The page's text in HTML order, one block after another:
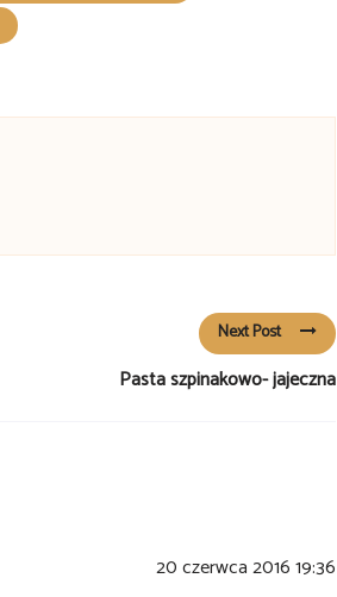
Next Post
Pasta szpinakowo- jajeczna
20 czerwca 2016 19:36